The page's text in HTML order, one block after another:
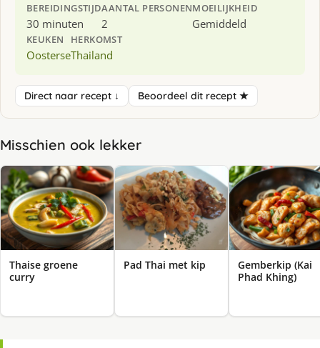
BEREIDINGSTIJD
30 minuten
AANTAL PERSONEN
2
MOEILIJKHEID
Gemiddeld
KEUKEN
Oosterse
HERKOMST
Thailand
Direct naar recept ↓ Beoordeel dit recept ★
Misschien ook lekker
Thaise groene
curry
Pad Thai met kip
Gemberkip (Kai
Phad Khing)